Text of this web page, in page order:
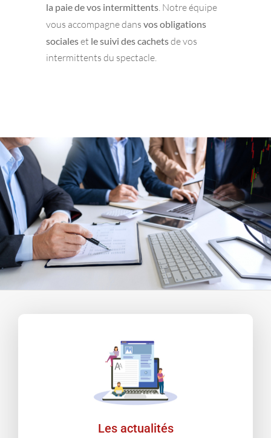
la paie de vos intermittents . Notre équipe
vous accompagne dansvos obligations
socialeset le suivi des cachetsde vos
intermittents du spectacle.
Les actualités